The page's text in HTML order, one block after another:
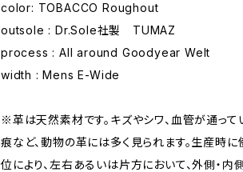
color: TOBACCO Roughout
outsole : Dr.Sole社製 TUMAZ
process : All around Goodyear Welt
width : Mens E-Wide
※革は天然素材です。キズやシワ、血管が通って
痕など、動物の革には多く見られます。生産時
位により、左右あるいは片方において、外側・